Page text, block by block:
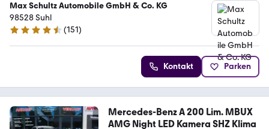
Max Schultz Automobile GmbH & Co. KG
98528 Suhl
4.6 Sterne
(151)
Kontakt Parken
Mercedes-Benz A 200 Lim. MBUX
AMG Night LED Kamera SHZ Klima